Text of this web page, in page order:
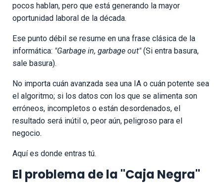
pocos hablan, pero que está generando la mayor
oportunidad laboral de la década.
Ese punto débil se resume en una frase clásica de la
informática: "Garbage in, garbage out"(Si entra basura,
sale basura).
No importa cuán avanzada sea una IA o cuán potente sea
el algoritmo; si los datos con los que se alimenta son
erróneos, incompletos o están desordenados, el
resultado será inútil o, peor aún, peligroso para el
negocio.
Aquí es donde entras tú.
El problema de la "Caja Negra"